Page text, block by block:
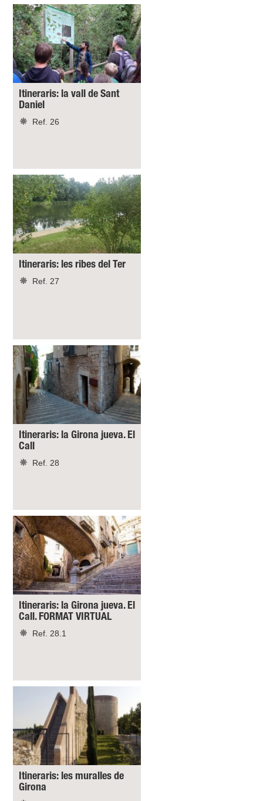
Itineraris: la vall de Sant
Daniel
Ref. 26
Itineraris: les ribes del Ter
Ref. 27
Itineraris: la Girona jueva. El
Call
Ref. 28
Itineraris: la Girona jueva. El
Call. FORMAT VIRTUAL
Ref. 28.1
Itineraris: les muralles de
Girona